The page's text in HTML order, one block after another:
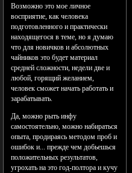
Возможно это мое личное
восприятие, как человека
подготовленного и практически
находящегося в теме, но я думаю
что для новичков и абсолютных
чайников это будет материал
средней сложности, недели две и
любой, горящий желанием,
человек сможет начать работать и
зарабатывать.
Да, можно рыть инфу
самостоятельно, можно набираться
опыта, продираясь методом проб и
ошибок и... прежде чем добьешься
положительных результатов,
угрохать на это год-полтора и кучу